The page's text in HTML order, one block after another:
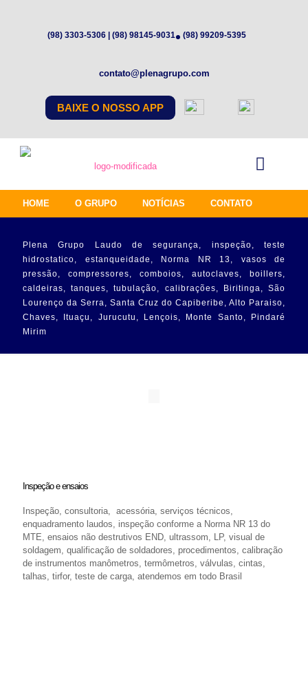
(98) 3303-5306 | (98) 98145-9031 (98) 99209-5395
contato@plenagrupo.com
BAIXE O NOSSO APP
HOME O GRUPO NOTÍCIAS CONTATO
Plena Grupo Laudo de segurança, inspeção, teste
hidrostatico, estanqueidade, Norma NR 13, vasos de
pressão, compressores, comboios, autoclaves, boillers,
caldeiras, tanques, tubulação, calibrações, Biritinga, São
Lourenço da Serra, Santa Cruz do Capiberibe, Alto Paraiso,
Chaves, Ituaçu, Jurucutu, Lençois, Monte Santo, Pindaré
Mirim
Inspeção e ensaios
Inspeção, consultoria, acessória, serviços técnicos,
enquadramento laudos, inspeção conforme a Norma NR 13 do
MTE, ensaios não destrutivos END, ultrassom, LP, visual de
soldagem, qualificação de soldadores, procedimentos, calibração
de instrumentos manômetros, termômetros, válvulas, cintas,
talhas, tirfor, teste de carga, atendemos em todo Brasil